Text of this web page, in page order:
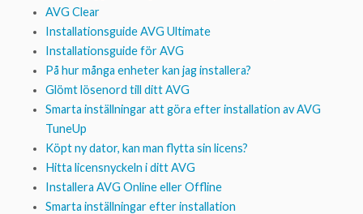
AVG Clear
Installationsguide AVG Ultimate
Installationsguide för AVG
På hur många enheter kan jag installera?
Glömt lösenord till ditt AVG
Smarta inställningar att göra efter installation av AVG
TuneUp
Köpt ny dator, kan man flytta sin licens?
Hitta licensnyckeln i ditt AVG
Installera AVG Online eller Offline
Smarta inställningar efter installation